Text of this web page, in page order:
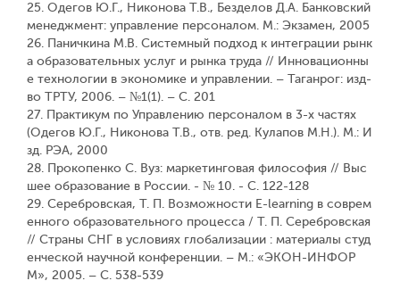
25. Одегов Ю.Г., Никонова Т.В., Безделов Д.А. Банковский
менеджмент: управление персоналом. М.: Экзамен, 2005
26. Паничкина М.В. Системный подход к интеграции рынк
а образовательных услуг и рынка труда // Инновационны
е технологии в экономике и управлении. – Таганрог: изд-
во ТРТУ, 2006. – №1(1). – С. 201
27. Практикум по Управлению персоналом в 3-х частях
(Одегов Ю.Г., Никонова Т.В., отв. ред. Кулапов М.Н.). М.: И
зд. РЭА, 2000
28. Прокопенко С. Вуз: маркетинговая философия // Выс
шее образование в России. - № 10. - С. 122-128
29. Серебровская, Т. П. Возможности E-learning в соврем
енного образовательного процесса / Т. П. Серебровская
// Страны СНГ в условиях глобализации : материалы студ
енческой научной конференции. – М.: «ЭКОН-ИНФОР
М», 2005. – С. 538-539